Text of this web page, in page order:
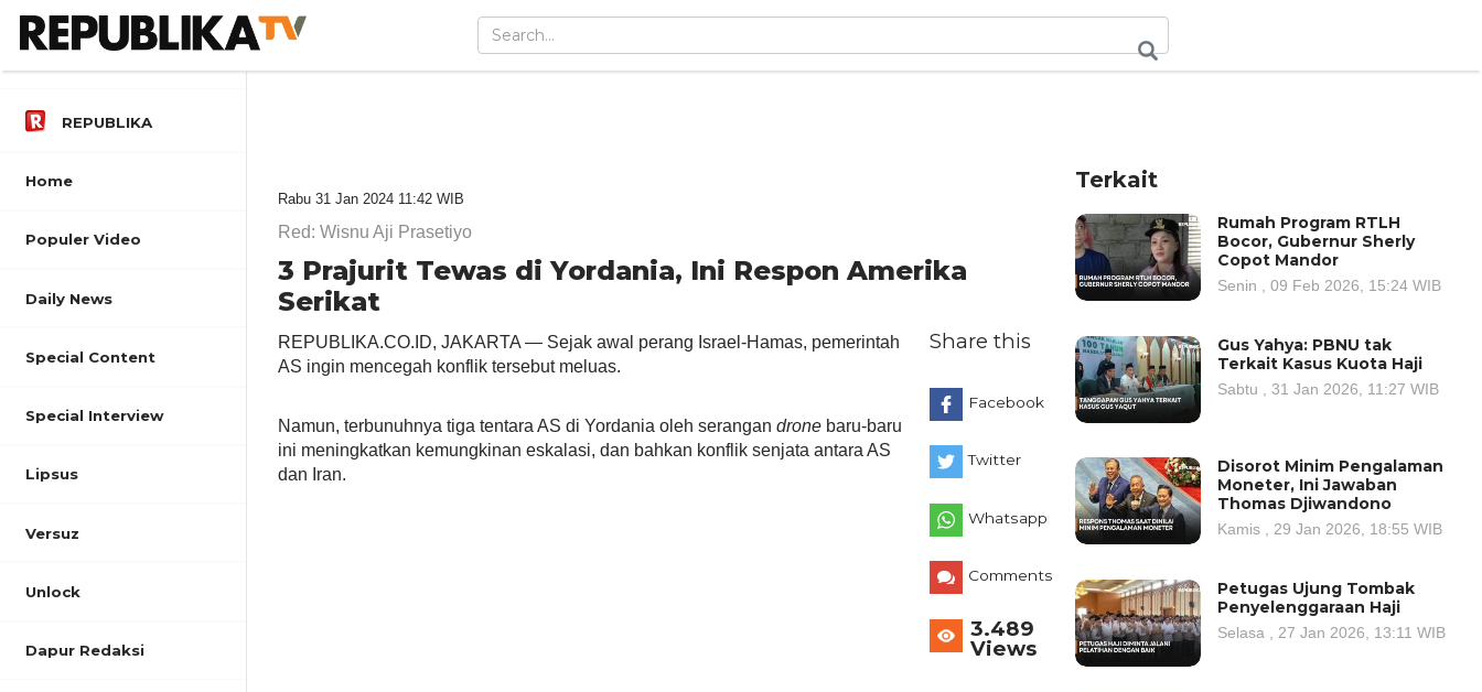
REPUBLIKA
Home
Populer Video
Daily News
Special Content
Special Interview
Lipsus
Versuz
Unlock
Dapur Redaksi
Rabu 31 Jan 2024 11:42 WIB
Red: Wisnu Aji Prasetiyo
3 Prajurit Tewas di Yordania, Ini Respon Amerika
Serikat
REPUBLIKA.CO.ID, JAKARTA — Sejak awal perang Israel-Hamas, pemerintah
AS ingin mencegah konflik tersebut meluas.
Namun, terbunuhnya tiga tentara AS di Yordania oleh serangan drone baru-baru
ini meningkatkan kemungkinan eskalasi, dan bahkan konflik senjata antara AS
dan Iran.
Share this
Facebook
Twitter
Whatsapp
Comments
3.489
Views
Terkait
Rumah Program RTLH
Bocor, Gubernur Sherly
Copot Mandor
Senin , 09 Feb 2026, 15:24 WIB
Gus Yahya: PBNU tak
Terkait Kasus Kuota Haji
Sabtu , 31 Jan 2026, 11:27 WIB
Disorot Minim Pengalaman
Moneter, Ini Jawaban
Thomas Djiwandono
Kamis , 29 Jan 2026, 18:55 WIB
Petugas Ujung Tombak
Penyelenggaraan Haji
Selasa , 27 Jan 2026, 13:11 WIB